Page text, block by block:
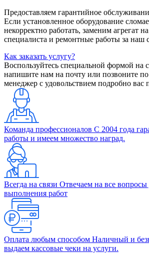
Предоставляем гарантийное
Если установленное оборудование
некорректно работать, заменим агрегат
специалиста и ремонтные работы за наш
Как заказать услугу?
Воспользуйтесь специальной формой на
напишите нам на почту или позвоните
менеджер с удовольствием подробно вас
Команда профессионалов С 2004 года
работы и имеем множество наград.
Всегда на связи Отвечаем на все вопросы
выполнения работ
Оплата любым способом Наличный и
выдаем кассовые чеки на услуги.